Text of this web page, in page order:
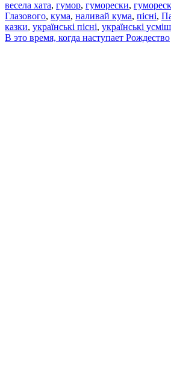
весела хата, гумор, гуморески,
Глазового, кума, наливай кума, пісні,
казки, українські пісні, українські
В это время, когда наступает Рождество